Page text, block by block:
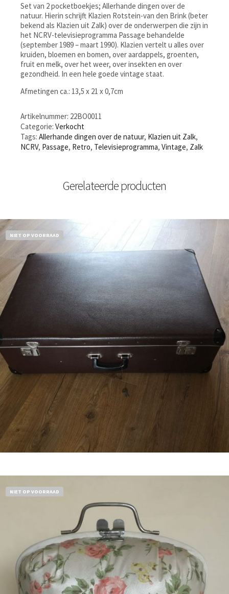
Set van 2 pocketboekjes; Allerhande dingen over de
natuur. Hierin schrijft Klazien Rotstein-van den Brink (beter
bekend als Klazien uit Zalk) over de onderwerpen die zijn in
het NCRV-televisieprogramma Passage behandelde
(september 1989 – maart 1990). Klazien vertelt u alles over
kruiden, bloemen en bomen, over aardappels, groenten,
fruit en melk, over het weer, over insekten en over
gezondheid. In een hele goede vintage staat.
Afmetingen ca.: 13,5 x 21 x 0,7cm
Artikelnummer: 22BO0011
Categorie: Verkocht
Tags: Allerhande dingen over de natuur, Klazien uit Zalk,
NCRV, Passage, Retro, Televisieprogramma, Vintage, Zalk
Gerelateerde producten
NIET OP VOORRAAD
€32,50
NIET OP VOORRAAD